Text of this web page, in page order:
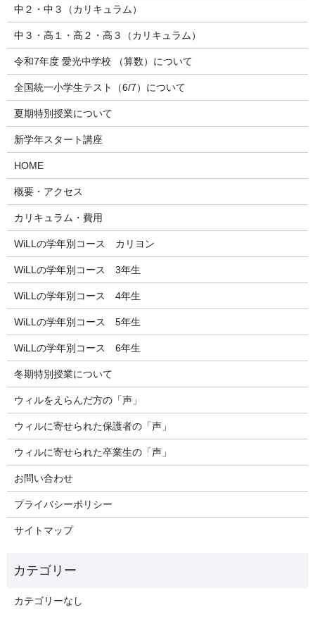
中２・中３（カリキュラム）
中３・高１・高２・高３（カリキュラム）
令和7年度 愛光中学校 （算数）について
全国統一小学生テスト（6/7）について
夏期特別授業について
新学年スタート講座
HOME
概要・アクセス
カリキュラム・費用
WiLLの学年別コース カリヨン
WiLLの学年別コース 3年生
WiLLの学年別コース 4年生
WiLLの学年別コース 5年生
WiLLの学年別コース 6年生
冬期特別授業について
ウィルをえらんだ方の「声」
ウィルに寄せられた保護者の「声」
ウィルに寄せられた卒業生の「声」
お問い合わせ
プライバシーポリシー
サイトマップ
カテゴリーなし